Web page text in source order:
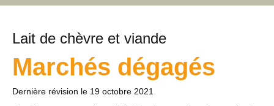
Lait de chèvre et viande
Marchés dégagés
Dernière révision le 19 octobre 2021